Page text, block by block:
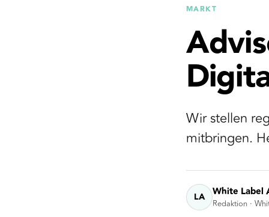
MARKT
Wir stellen
mitbringen.
LA White Label
Redaktion ·